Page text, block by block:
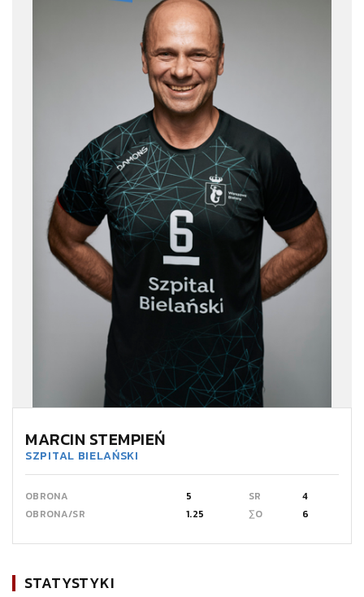
MARCIN STEMPIEŃ
SZPITAL BIELAŃSKI
OBRONA 5 SR
4
OBRONA/SR
1.25 ∑O 6
STATYSTYKI